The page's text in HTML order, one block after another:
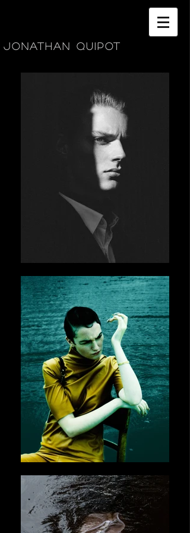
Jonathan Quipot